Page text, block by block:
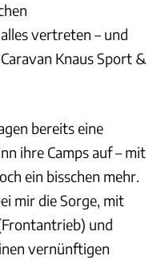
vertreten – und
Knaus Sport &
bereits eine
ihre Camps auf – mit
ein bisschen mehr.
mir die Sorge, mit
und
vernünftigen